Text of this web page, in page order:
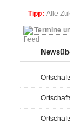
Tipp: Alle
Termine